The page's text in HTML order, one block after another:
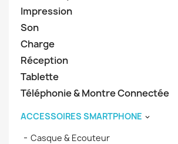
Impression
Son
Charge
Réception
Tablette
Téléphonie & Montre Connectée
ACCESSOIRES SMARTPHONE 
Casque & Ecouteur